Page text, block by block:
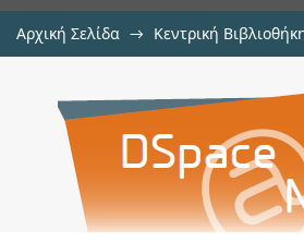
Αρχική Σελίδα → Κεντρική
Μηχανή